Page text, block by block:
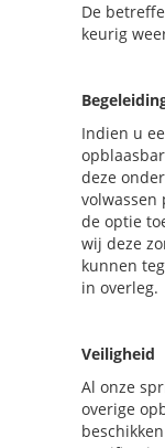
De
keurig
Indien u
deze
volwassen
de optie
wij deze
kunnen
in overleg.
Veiligheid
Al onze
overige